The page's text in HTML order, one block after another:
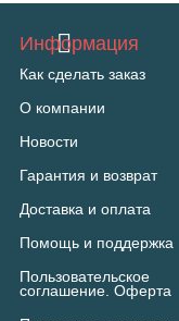
Информация
Как сделать заказ
О компании
Новости
Гарантия и возврат
Доставка и оплата
Помощь и поддержка
Пользовательское
соглашение. Оферта